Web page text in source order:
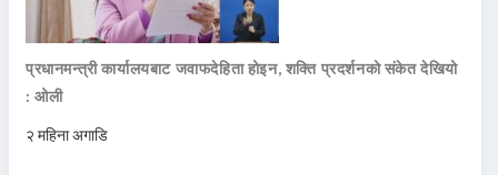
प्रधानमन्त्री कार्यालयबाट जवाफदेहिता होइन, शक्ति प्रदर्शनको संकेत देखियो
: ओली
२ महिना अगाडि